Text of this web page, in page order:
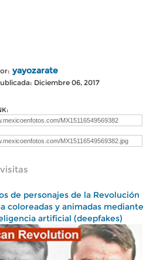
yayozarate
Diciembre 06, 2017
visitas
de personajes de la Revolución
coloreadas y animadas mediante
artificial (deepfakes)